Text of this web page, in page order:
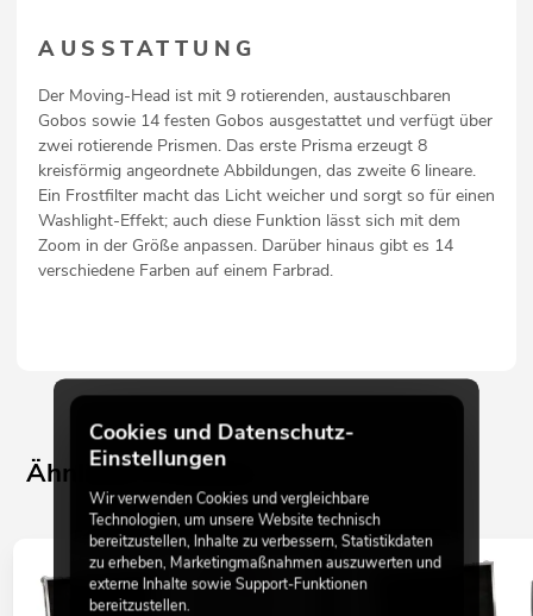
AUSSTATTUNG
Der Moving-Head ist mit 9 rotierenden, austauschbaren
Gobos sowie 14 festen Gobos ausgestattet und verfügt über
zwei rotierende Prismen. Das erste Prisma erzeugt 8
kreisförmig angeordnete Abbildungen, das zweite 6 lineare.
Ein Frostfilter macht das Licht weicher und sorgt so für einen
Washlight-Effekt; auch diese Funktion lässt sich mit dem
Zoom in der Größe anpassen. Darüber hinaus gibt es 14
verschiedene Farben auf einem Farbrad.
Ähnliche Produkte
Cookies und Datenschutz-
Einstellungen
Wir verwenden Cookies und vergleichbare
Technologien, um unsere Website technisch
bereitzustellen, Inhalte zu verbessern, Statistikdaten
zu erheben, Marketingmaßnahmen auszuwerten und
externe Inhalte sowie Support-Funktionen
bereitzustellen.